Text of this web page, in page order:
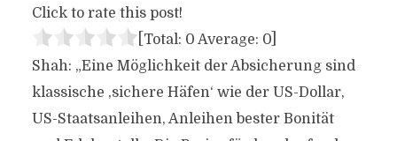
Click to rate this post!
[Total: 0 Average: 0]
Shah: „Eine Möglichkeit der Absicherung sind
klassische ‚sichere Häfen‘ wie der US-Dollar,
US-Staatsanleihen, Anleihen bester Bonität